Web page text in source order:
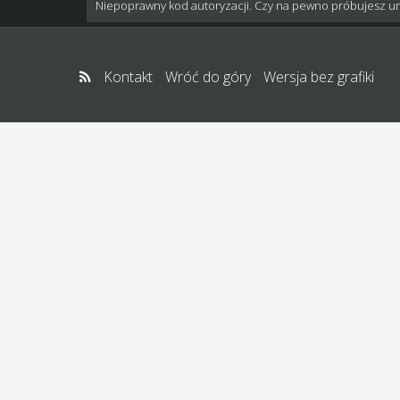
Niepoprawny kod autoryzacji. Czy na pewno próbujesz
Kontakt Wróć do góry Wersja bez grafiki